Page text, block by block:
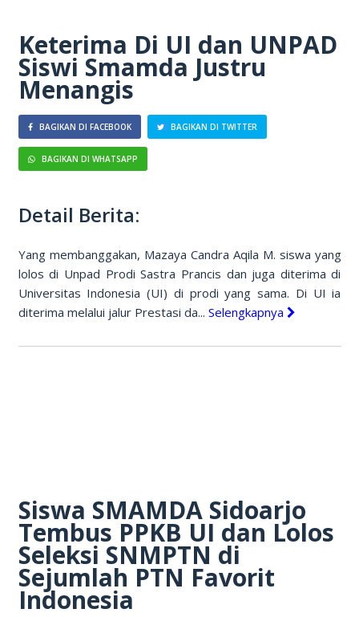
Keterima Di UI dan UNPAD
Siswi Smamda Justru
Menangis
BAGIKAN DI FACEBOOK BAGIKAN DI TWITTER
BAGIKAN DI WHATSAPP
Detail Berita:
Yang membanggakan, Mazaya Candra Aqila M. siswa yang
lolos di Unpad Prodi Sastra Prancis dan juga diterima di
Universitas Indonesia (UI) di prodi yang sama. Di UI ia
diterima melalui jalur Prestasi da... Selengkapnya
Siswa SMAMDA Sidoarjo
Tembus PPKB UI dan Lolos
Seleksi SNMPTN di
Sejumlah PTN Favorit
Indonesia